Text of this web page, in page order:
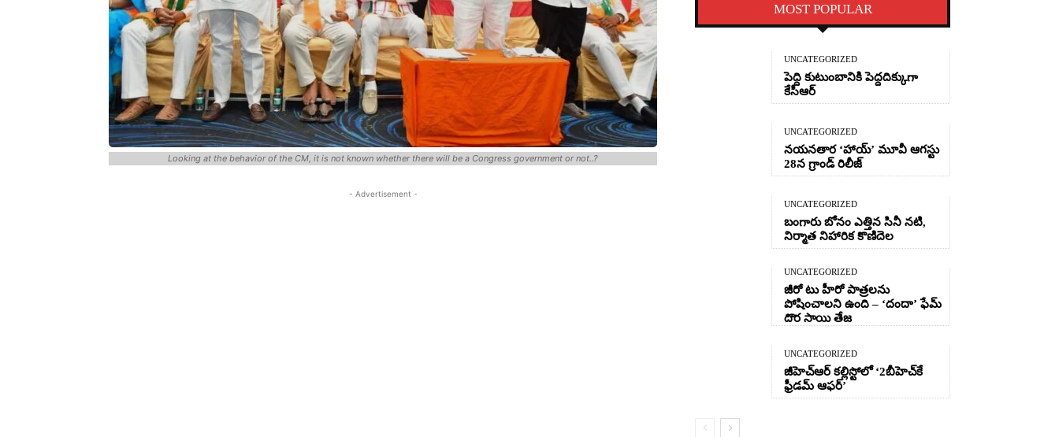
Looking at the behavior of the CM, it is not known whether there will be a Congress government or not..?
- Advertisement -
MOST POPULAR
UNCATEGORIZED
పెద్ది కుటుంబానికి పెద్దదిక్కుగా
కేసీఆర్
UNCATEGORIZED
నయనతార ‘హాయ్’ మూవీ ఆగస్టు
28న గ్రాండ్ రిలీజ్
UNCATEGORIZED
బంగారు బోనం ఎత్తిన సినీ నటి,
నిర్మాత నిహారిక కొణిదెల
UNCATEGORIZED
జీరో టు హీరో పాత్రలను
పోషించాలని ఉంది – ‘దందా’ ఫేమ్
దొర సాయి తేజ
UNCATEGORIZED
జీహెచ్ఆర్‌ కల్లిస్టోలో ‘2బీహెచ్‌కే
ఫ్రీడమ్ ఆఫర్’